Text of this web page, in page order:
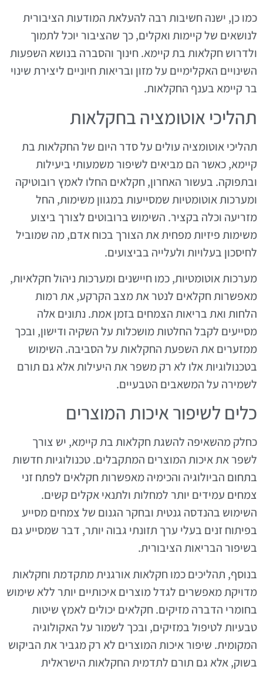
כמו כן, ישנה חשיבות רבה להעלאת המודעות הציבורית
לנושאים של קיימות ואקלים, כך שהציבור יוכל לתמוך
ולדרוש חקלאות בת קיימא. חינוך והסברה בנושא השפעות
השינויים האקלימיים על מזון ובריאות חיוניים ליצירת שינוי
בר קיימא בענף החקלאות.
תהליכי אוטומציה בחקלאות
תהליכי אוטומציה עולים על סדר היום של החקלאות בת
קיימא, כאשר הם מביאים לשיפור משמעותי ביעילות
ובתפוקה. בעשור האחרון, חקלאים החלו לאמץ רובוטיקה
ומערכות אוטומטיות שמסייעות במגוון משימות, החל
מזריעה וכלה בקציר. השימוש ברובוטים לצורך ביצוע
משימות פיזיות מפחית את הצורך בכוח אדם, מה שמוביל
לחיסכון בעלויות ולעלייה בביצועים.
מערכות אוטומטיות, כמו חיישנים ומערכות ניהול חקלאיות,
מאפשרות חקלאים לנטר את מצב הקרקע, את רמות
הלחות ואת בריאות הצמחים בזמן אמת. נתונים אלה
מסייעים לקבל החלטות מושכלות על השקיה ודישון, ובכך
ממזערים את השפעת החקלאות על הסביבה. השימוש
בטכנולוגיות אלו לא רק משפר את היעילות אלא גם תורם
לשמירה על המשאבים הטבעיים.
כלים לשיפור איכות המוצרים
כחלק מהשאיפה להשגת חקלאות בת קיימא, יש צורך
לשפר את איכות המוצרים המתקבלים. טכנולוגיות חדשות
בתחום הביולוגיה והכימיה מאפשרות חקלאים לפתח זני
צמחים עמידים יותר למחלות ולתנאי אקלים קשים.
השימוש בהנדסה גנטית ובחקר הגנום של צמחים מסייע
בפיתוח זנים בעלי ערך תזונתי גבוה יותר, דבר שמסייע גם
בשיפור הבריאות הציבורית.
בנוסף, תהליכים כמו חקלאות אורגנית מתקדמת וחקלאות
מדויקת מאפשרים לגדל מוצרים איכותיים יותר ללא שימוש
בחומרי הדברה מזיקים. חקלאים יכולים לאמץ שיטות
טבעיות לטיפול במזיקים, ובכך לשמור על האקולוגיה
המקומית. שיפור איכות המוצרים לא רק מגביר את הביקוש
בשוק, אלא גם תורם לתדמית החקלאות הישראלית